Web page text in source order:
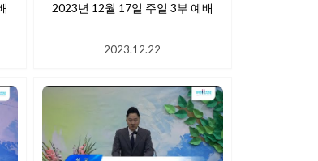
2023년 12월 17일 주일 3부 예배
2023.12.22